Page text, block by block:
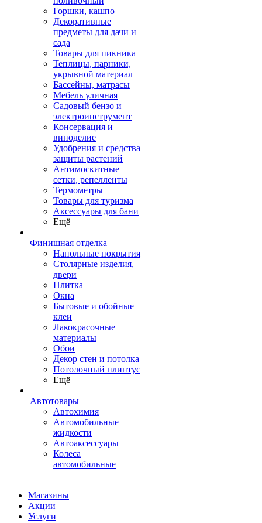
Горшки, кашпо
Декоративные
предметы для дачи и
сада
Товары для пикника
Теплицы, парники,
укрывной материал
Бассейны, матрасы
Мебель уличная
Садовый бензо и
электроинструмент
Консервация и
виноделие
Удобрения и средства
защиты растений
Антимоскитные
сетки, репелленты
Термометры
Товары для туризма
Аксессуары для бани
Ещё
Финишная отделка
Напольные покрытия
Столярные изделия,
двери
Плитка
Окна
Бытовые и обойные
клеи
Лакокрасочные
материалы
Обои
Декор стен и потолка
Потолочный плинтус
Ещё
Автотовары
Автохимия
Автомобильные
жидкости
Автоаксессуары
Колеса
автомобильные
Магазины
Акции
Услуги